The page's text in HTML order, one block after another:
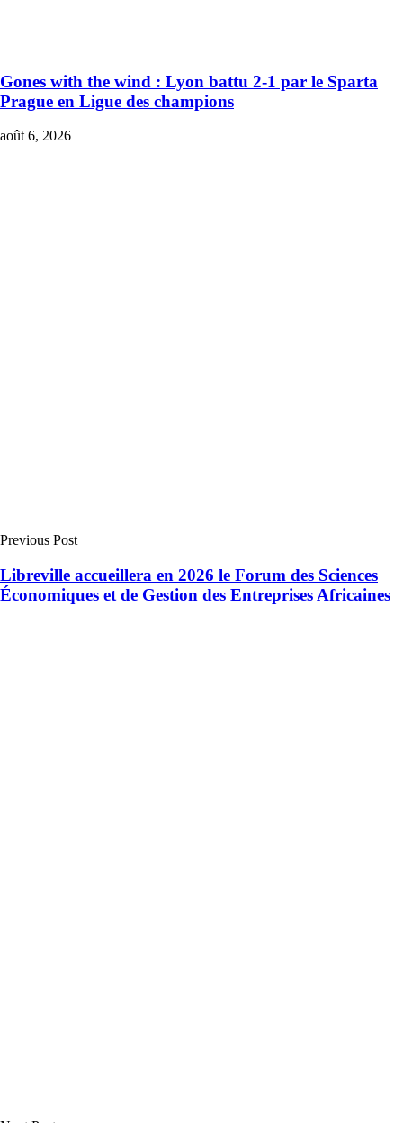
Gones with the wind : Lyon battu 2-1 par le Sparta
Prague en Ligue des champions
août 6, 2026
Previous Post
Libreville accueillera en 2026 le Forum des Sciences
Économiques et de Gestion des Entreprises Africaines